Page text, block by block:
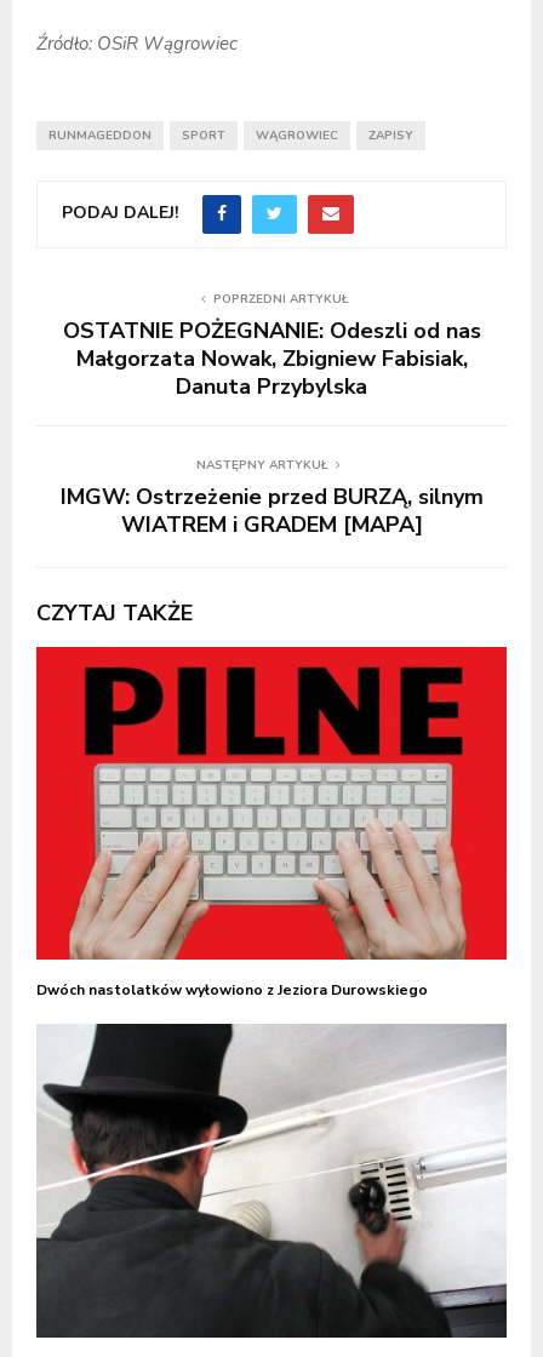
Źródło: OSiR Wągrowiec
RUNMAGEDDON SPORT WĄGROWIEC ZAPISY
PODAJ DALEJ!
POPRZEDNI ARTYKUŁ
OSTATNIE POŻEGNANIE: Odeszli od nas
Małgorzata Nowak, Zbigniew Fabisiak,
Danuta Przybylska
NASTĘPNY ARTYKUŁ
IMGW: Ostrzeżenie przed BURZĄ, silnym
WIATREM i GRADEM [MAPA]
CZYTAJ TAKŻE
Dwóch nastolatków wyłowiono z Jeziora Durowskiego